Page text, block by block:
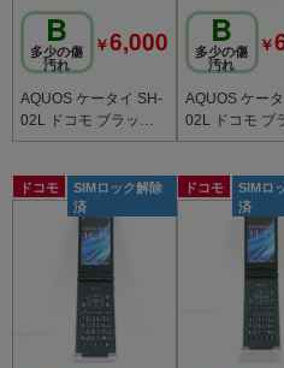
B
多少の傷
汚れ
￥6,000
AQUOS ケータイ SH-
02L ドコモ ブラック c
20755
B
多少の傷
汚れ
￥
AQUOS ケー
02L ドコモ ブ
20753
ドコモ
SIMロック解除
済
ドコモ
SIMロ
済